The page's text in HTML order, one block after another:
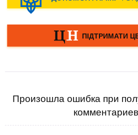
Произошла ошибка при